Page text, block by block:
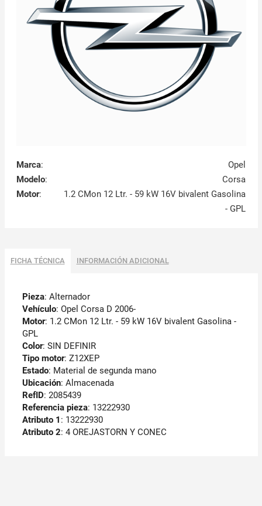
Marca:
Opel
Modelo:
Corsa
Motor:
1.2 CMon 12 Ltr. - 59 kW 16V bivalent Gasolina
- GPL
FICHA TÉCNICA INFORMACIÓN ADICIONAL
Pieza: Alternador
Vehículo: Opel Corsa D 2006-
Motor: 1.2 CMon 12 Ltr. - 59 kW 16V bivalent Gasolina -
GPL
Color: SIN DEFINIR
Tipo motor: Z12XEP
Estado: Material de segunda mano
Ubicación: Almacenada
RefID: 2085439
Referencia pieza: 13222930
Atributo 1 : 13222930
Atributo 2: 4 OREJASTORN Y CONEC